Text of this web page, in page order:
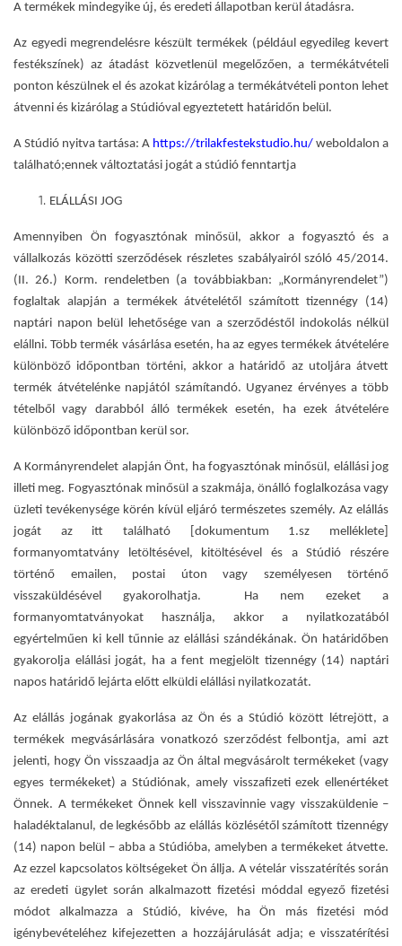
A termékek mindegyike új, és eredeti állapotban kerül átadásra.
Az egyedi megrendelésre készült termékek (például egyedileg kevert
festékszínek) az átadást közvetlenül megelőzően, a termékátvételi
ponton készülnek el és azokat kizárólag a termékátvételi ponton lehet
átvenni és kizárólag a Stúdióval egyeztetett határidőn belül.
A Stúdió nyitva tartása: A https://trilakfestekstudio.hu/ weboldalon a
található;ennek változtatási jogát a stúdió fenntartja
ELÁLLÁSI JOG
Amennyiben Ön fogyasztónak minősül, akkor a fogyasztó és a
vállalkozás közötti szerződések részletes szabályairól szóló 45/2014.
(II. 26.) Korm. rendeletben (a továbbiakban: „Kormányrendelet”)
foglaltak alapján a termékek átvételétől számított tizennégy (14)
naptári napon belül lehetősége van a szerződéstől indokolás nélkül
elállni. Több termék vásárlása esetén, ha az egyes termékek átvételére
különböző időpontban történi, akkor a határidő az utoljára átvett
termék átvételénke napjától számítandó. Ugyanez érvényes a több
tételből vagy darabból álló termékek esetén, ha ezek átvételére
különböző időpontban kerül sor.
A Kormányrendelet alapján Önt, ha fogyasztónak minősül, elállási jog
illeti meg. Fogyasztónak minősül a szakmája, önálló foglalkozása vagy
üzleti tevékenysége körén kívül eljáró természetes személy. Az elállás
jogát az itt található [dokumentum 1.sz melléklete]
formanyomtatvány letöltésével, kitöltésével és a Stúdió részére
történő emailen, postai úton vagy személyesen történő
visszaküldésével gyakorolhatja. Ha nem ezeket a
formanyomtatványokat használja, akkor a nyilatkozatából
egyértelműen ki kell tűnnie az elállási szándékának. Ön határidőben
gyakorolja elállási jogát, ha a fent megjelölt tizennégy (14) naptári
napos határidő lejárta előtt elküldi elállási nyilatkozatát.
Az elállás jogának gyakorlása az Ön és a Stúdió között létrejött, a
termékek megvásárlására vonatkozó szerződést felbontja, ami azt
jelenti, hogy Ön visszaadja az Ön által megvásárolt termékeket (vagy
egyes termékeket) a Stúdiónak, amely visszafizeti ezek ellenértéket
Önnek. A termékeket Önnek kell visszavinnie vagy visszaküldenie –
haladéktalanul, de legkésőbb az elállás közlésétől számított tizennégy
(14) napon belül – abba a Stúdióba, amelyben a termékeket átvette.
Az ezzel kapcsolatos költségeket Ön állja. A vételár visszatérítés során
az eredeti ügylet során alkalmazott fizetési móddal egyező fizetési
módot alkalmazza a Stúdió, kivéve, ha Ön más fizetési mód
igénybevételéhez kifejezetten a hozzájárulását adja; e visszatérítési